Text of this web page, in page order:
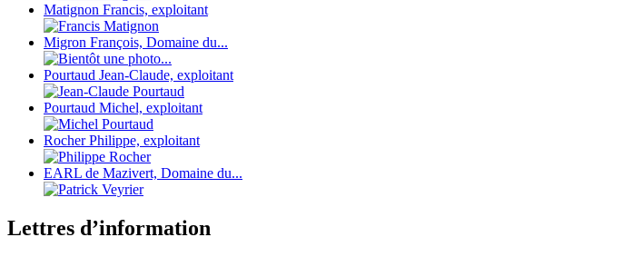
Matignon Francis, exploitant
Migron François, Domaine du...
Pourtaud Jean-Claude, exploitant
Pourtaud Michel, exploitant
Rocher Philippe, exploitant
EARL de Mazivert, Domaine du...
Lettres d’information